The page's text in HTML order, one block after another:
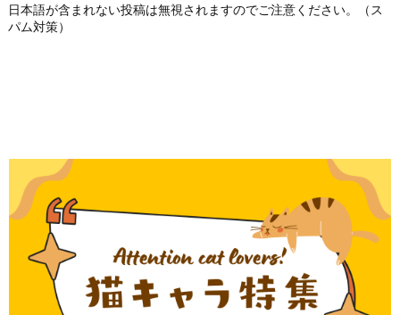
日本語が含まれない投稿は無視されますのでご注意ください。（ス
パム対策）